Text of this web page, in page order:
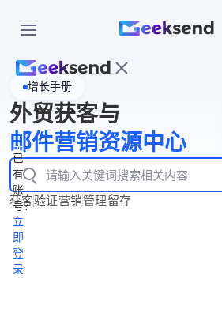
页
WhatsApp
企业号
New
产
品
功
能
产
品
价
格
资
源
中
心
立
即
注
册
已
有
账
号？
立
即
登
录
增长手册
外贸获客与
邮件营销资源中心
获客验证营销管理留存